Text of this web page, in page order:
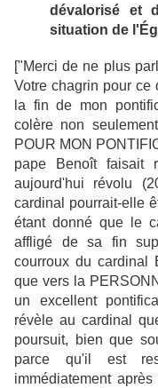
dévalorisé et
situation de
["Merci de ne plus
Votre chagrin pour ce
la fin de mon
colère non
POUR MON
pape Benoît faisait
aujourd'hui révolu
cardinal pourrait-elle
étant donné que le
affligé de sa fin
courroux du cardinal
que vers la
un excellent
révèle au cardinal
poursuit, bien que
parce qu'il est
immédiatement